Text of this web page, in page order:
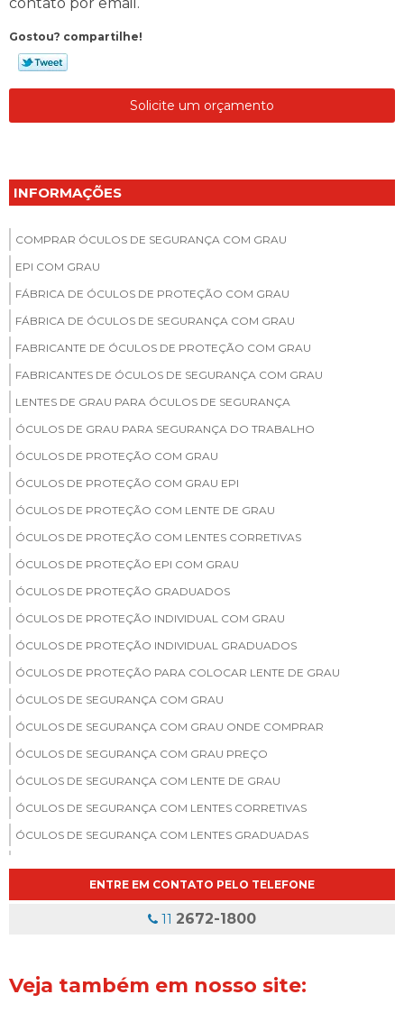
Gostou? compartilhe!
Solicite um orçamento
INFORMAÇÕES
COMPRAR ÓCULOS DE SEGURANÇA COM GRAU
EPI COM GRAU
FÁBRICA DE ÓCULOS DE PROTEÇÃO COM GRAU
FÁBRICA DE ÓCULOS DE SEGURANÇA COM GRAU
FABRICANTE DE ÓCULOS DE PROTEÇÃO COM GRAU
FABRICANTES DE ÓCULOS DE SEGURANÇA COM GRAU
LENTES DE GRAU PARA ÓCULOS DE SEGURANÇA
ÓCULOS DE GRAU PARA SEGURANÇA DO TRABALHO
ÓCULOS DE PROTEÇÃO COM GRAU
ÓCULOS DE PROTEÇÃO COM GRAU EPI
ÓCULOS DE PROTEÇÃO COM LENTE DE GRAU
ÓCULOS DE PROTEÇÃO COM LENTES CORRETIVAS
ÓCULOS DE PROTEÇÃO EPI COM GRAU
ÓCULOS DE PROTEÇÃO GRADUADOS
ÓCULOS DE PROTEÇÃO INDIVIDUAL COM GRAU
ÓCULOS DE PROTEÇÃO INDIVIDUAL GRADUADOS
ÓCULOS DE PROTEÇÃO PARA COLOCAR LENTE DE GRAU
ÓCULOS DE SEGURANÇA COM GRAU
ÓCULOS DE SEGURANÇA COM GRAU ONDE COMPRAR
ÓCULOS DE SEGURANÇA COM GRAU PREÇO
ÓCULOS DE SEGURANÇA COM LENTE DE GRAU
ÓCULOS DE SEGURANÇA COM LENTES CORRETIVAS
ÓCULOS DE SEGURANÇA COM LENTES GRADUADAS
ÓCULOS DE SEGURANÇA EPI COM GRAU
ÓCULOS DE SEGURANÇA GRADUADO
ÓCULOS EPI COM GRAU
ENTRE EM CONTATO PELO TELEFONE
11 2672-1800
Veja também em nosso site: